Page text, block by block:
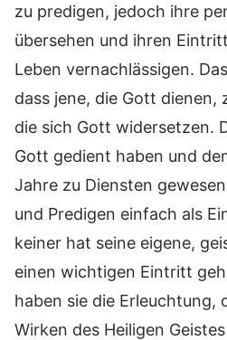
zu predigen, jedoch ihre
übersehen und ihren
Leben vernachlässigen.
dass jene, die Gott dienen,
die sich Gott widersetzen.
Gott gedient haben und
Jahre zu Diensten
und Predigen einfach als
keiner hat seine eigene,
einen wichtigen Eintritt
haben sie die Erleuchtung,
Wirken des Heiligen